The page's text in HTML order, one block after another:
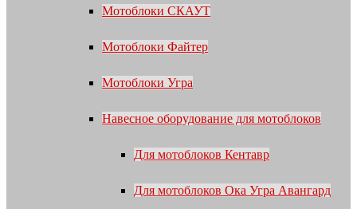
Мотоблоки СКАУТ
Мотоблоки Файтер
Мотоблоки Угра
Навесное оборудование для мотоблоков
Для мотоблоков Кентавр
Для мотоблоков Ока Угра Авангард